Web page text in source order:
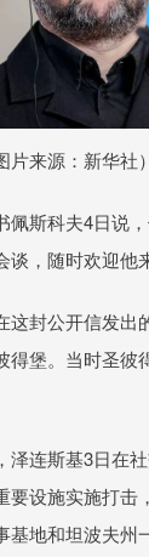
来源：新华社）
佩斯科夫4日说
，随时欢迎他
这封公开信发出
得堡。当时圣彼
泽连斯基3日在
要设施实施打击
地和坦波夫州